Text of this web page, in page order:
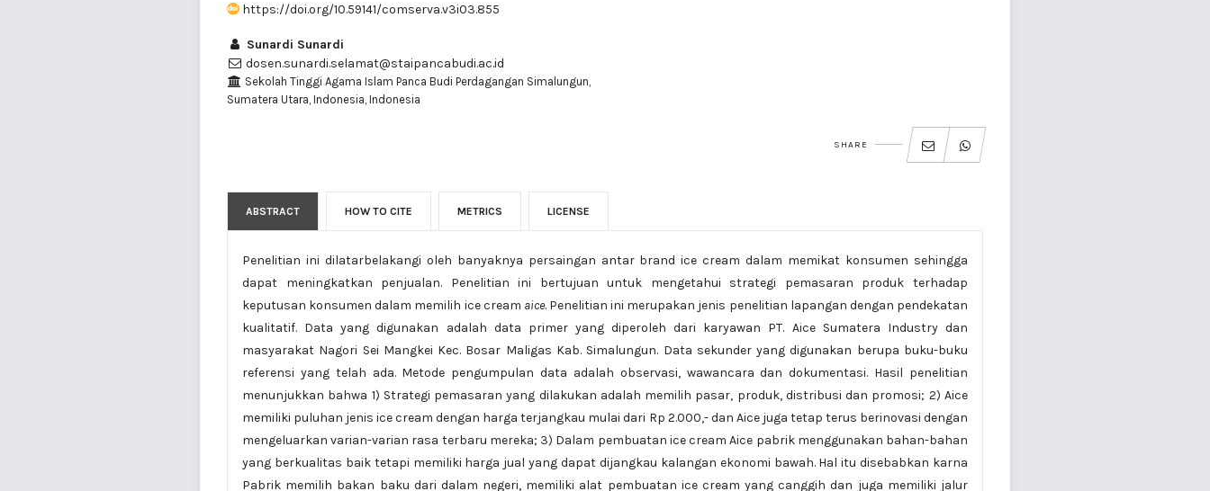
https://doi.org/10.59141/comserva.v3i03.855
Sunardi Sunardi
dosen.sunardi.selamat@staipancabudi.ac.id
Sekolah Tinggi Agama Islam Panca Budi Perdagangan Simalungun,
Sumatera Utara, Indonesia, Indonesia
SHARE
ABSTRACT HOW TO CITE METRICS LICENSE
Penelitian ini dilatarbelakangi oleh banyaknya persaingan antar brand ice cream dalam memikat konsumen sehingga
dapat meningkatkan penjualan. Penelitian ini bertujuan untuk mengetahui strategi pemasaran produk terhadap
keputusan konsumen dalam memilih ice cream aice. Penelitian ini merupakan jenis penelitian lapangan dengan pendekatan
kualitatif. Data yang digunakan adalah data primer yang diperoleh dari karyawan PT. Aice Sumatera Industry dan
masyarakat Nagori Sei Mangkei Kec. Bosar Maligas Kab. Simalungun. Data sekunder yang digunakan berupa buku-buku
referensi yang telah ada. Metode pengumpulan data adalah observasi, wawancara dan dokumentasi. Hasil penelitian
menunjukkan bahwa 1) Strategi pemasaran yang dilakukan adalah memilih pasar, produk, distribusi dan promosi; 2) Aice
memiliki puluhan jenis ice cream dengan harga terjangkau mulai dari Rp 2.000,- dan Aice juga tetap terus berinovasi dengan
mengeluarkan varian-varian rasa terbaru mereka; 3) Dalam pembuatan ice cream Aice pabrik menggunakan bahan-bahan
yang berkualitas baik tetapi memiliki harga jual yang dapat dijangkau kalangan ekonomi bawah. Hal itu disebabkan karna
Pabrik memilih bakan baku dari dalam negeri, memiliki alat pembuatan ice cream yang canggih dan juga memiliki jalur